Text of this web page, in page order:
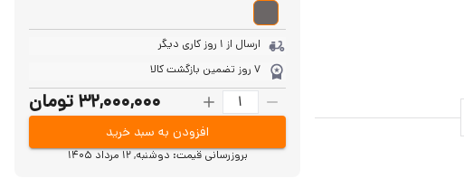
ارسال از 1 روز کاری دیگر
7 روز تضمین بازگشت کالا
32,000,000 تومان
افزودن به سبد خرید
بروزرسانی قیمت:دوشنبه, 12 مرداد 1405